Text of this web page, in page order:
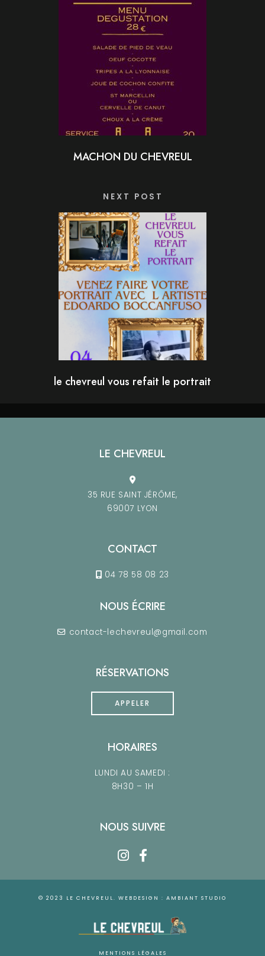
MACHON DU CHEVREUL
NEXT POST
le chevreul vous refait le portrait
LE CHEVREUL
35 RUE SAINT JÉRÔME,
69007 LYON
CONTACT
04 78 58 08 23
NOUS ÉCRIRE
contact-lechevreul@gmail.com
RÉSERVATIONS
APPELER
HORAIRES
LUNDI AU SAMEDI :
8H30 – 1H
NOUS SUIVRE
© 2023 LE CHEVREUL. WEBDESIGN : AMBIANT STUDIO
MENTIONS LÉGALES